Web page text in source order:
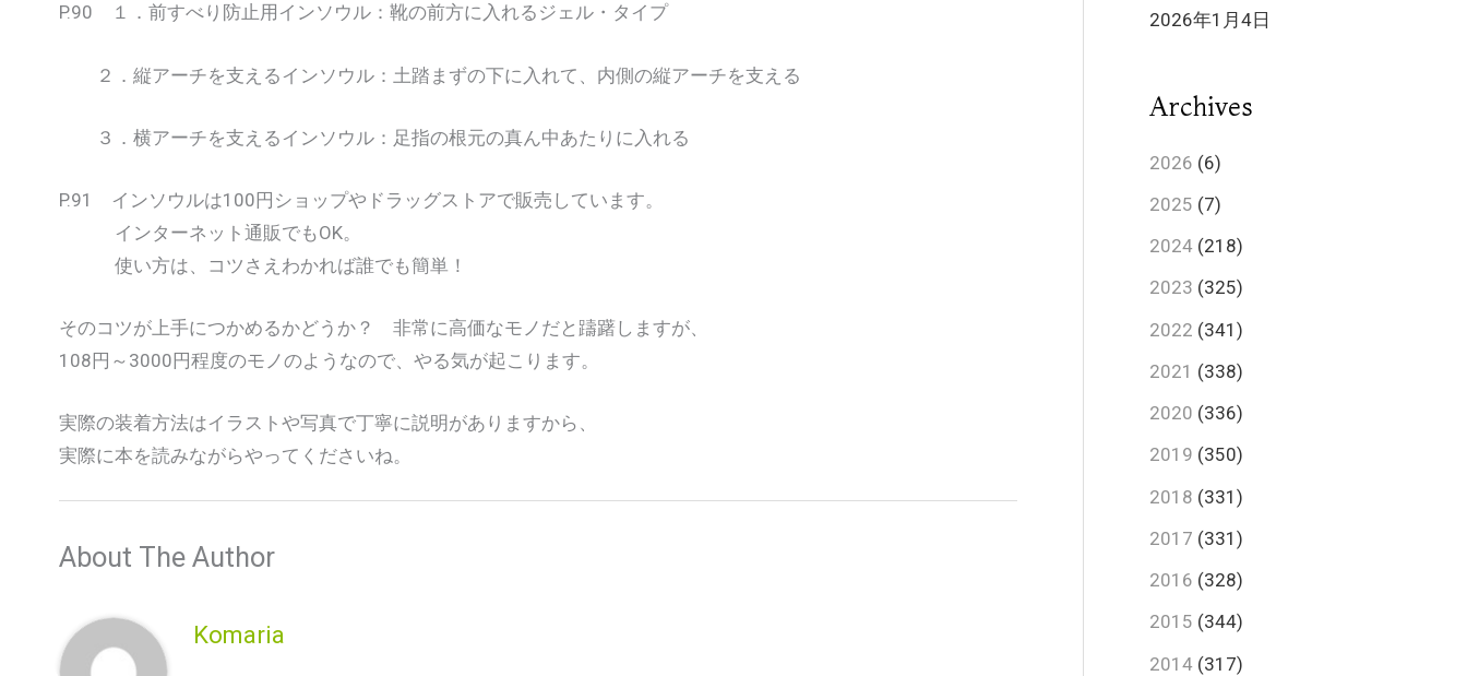
P.90 １．前すべり防止用インソウル：靴の前方に入れるジェル・タイプ
２．縦アーチを支えるインソウル：土踏まずの下に入れて、内側の縦アーチを支える
３．横アーチを支えるインソウル：足指の根元の真ん中あたりに入れる
P.91 インソウルは100円ショップやドラッグストアで販売しています。
インターネット通販でもOK。
使い方は、コツさえわかれば誰でも簡単！
そのコツが上手につかめるかどうか？ 非常に高価なモノだと躊躇しますが、
108円～3000円程度のモノのようなので、やる気が起こります。
実際の装着方法はイラストや写真で丁寧に説明がありますから、
実際に本を読みながらやってくださいね。
About The Author
Komaria
2026年1月4日
Archives
2026 (6)
2025 (7)
2024 (218)
2023 (325)
2022 (341)
2021 (338)
2020 (336)
2019 (350)
2018 (331)
2017 (331)
2016 (328)
2015 (344)
2014 (317)